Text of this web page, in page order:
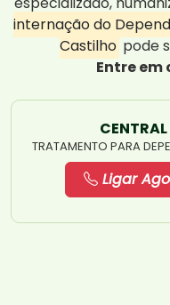
internação do
Castilho pode
Entre
TRATAMENTO PARA
Ligar